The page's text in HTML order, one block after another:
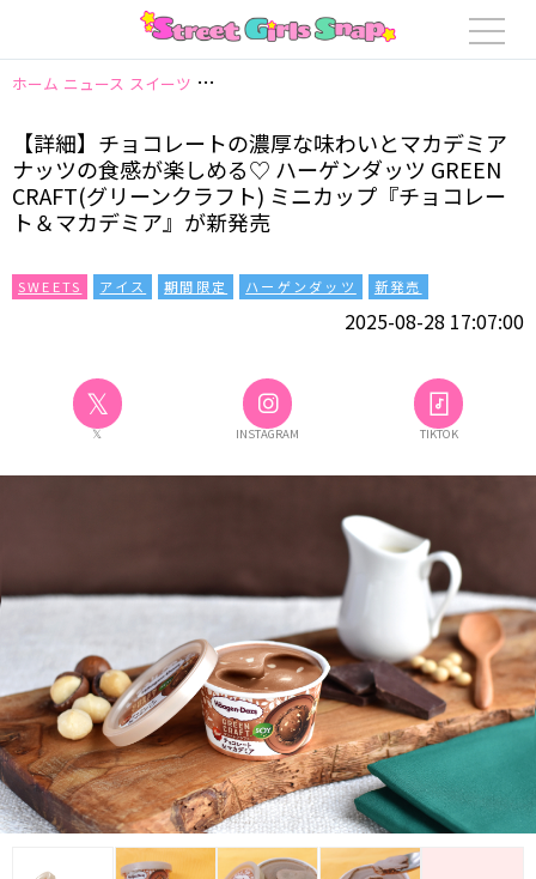
ホーム ニュース スイーツ 【詳細】チョコレートの濃厚な味わいとマカデ
【詳細】チョコレートの濃厚な味わいとマカデミア
ナッツの食感が楽しめる♡ ハーゲンダッツ GREEN
CRAFT(グリーンクラフト) ミニカップ『チョコレー
ト＆マカデミア』が新発売
SWEETS アイス 期間限定 ハーゲンダッツ 新発売
2025-08-28 17:07:00
𝕏
𝕏 INSTAGRAM TIKTOK